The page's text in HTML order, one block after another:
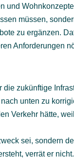
und
müssen,
zu ergänzen.
Anforderungen
zukünftige
unten zu
Verkehr hätte,
sei, sondern
verrät er